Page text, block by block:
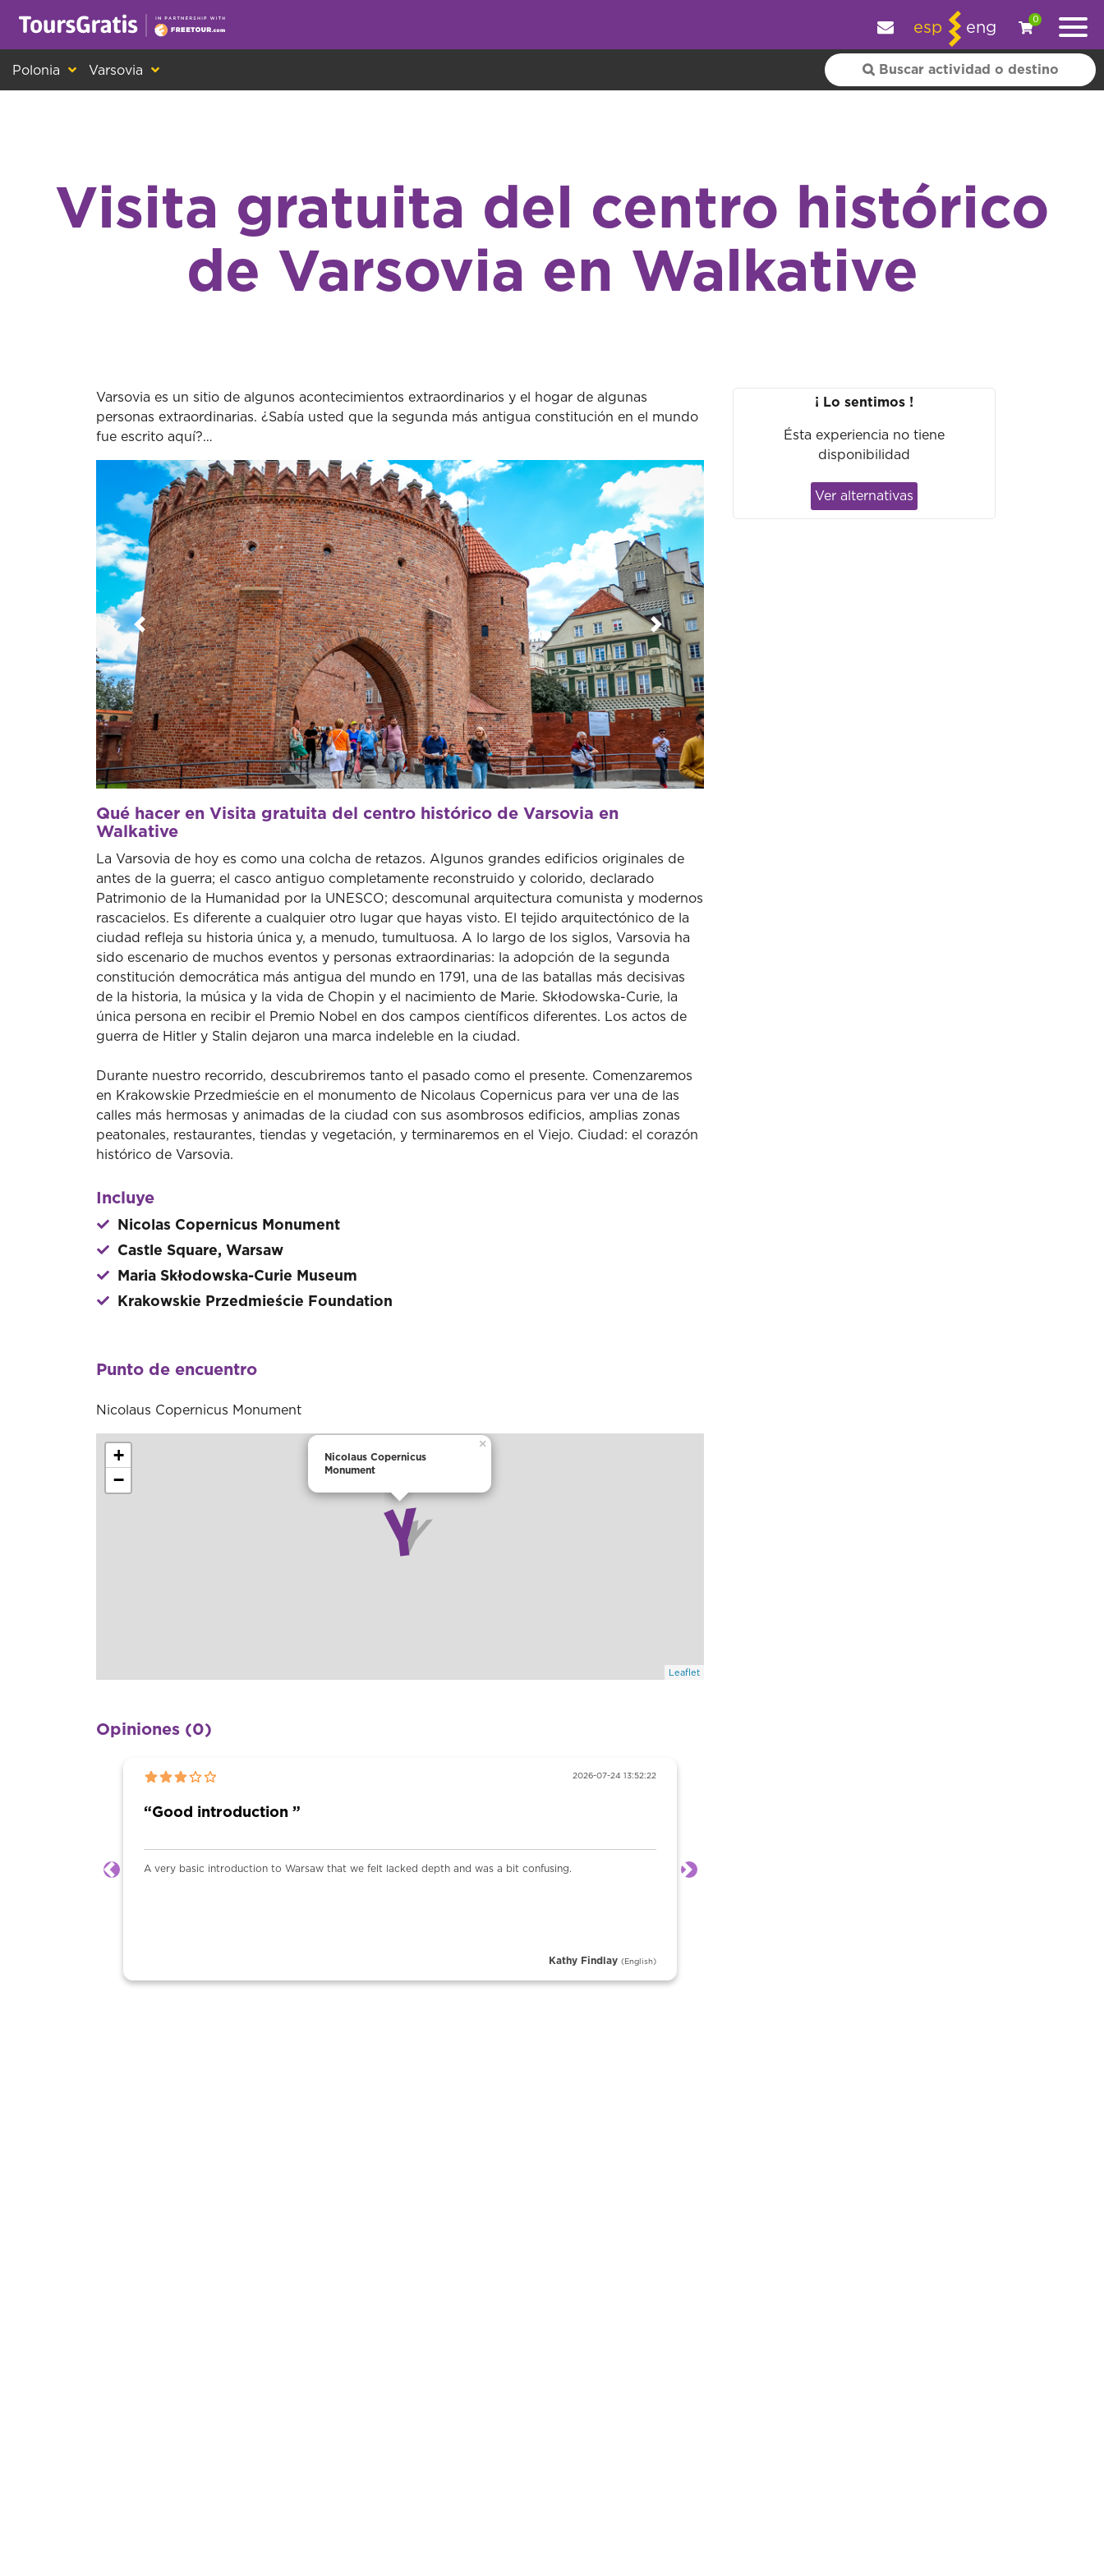
esp eng
0
Polonia Varsovia
Visita gratuita del centro histórico
de Varsovia en Walkative
Varsovia es un sitio de algunos acontecimientos extraordinarios y el hogar de algunas
personas extraordinarias. ¿Sabía usted que la segunda más antigua constitución en el mundo
fue escrito aquí?…
Anterior Siguiente
Qué hacer en Visita gratuita del centro histórico de Varsovia en
Walkative
La Varsovia de hoy es como una colcha de retazos. Algunos grandes edificios originales de
antes de la guerra; el casco antiguo completamente reconstruido y colorido, declarado
Patrimonio de la Humanidad por la UNESCO; descomunal arquitectura comunista y modernos
rascacielos. Es diferente a cualquier otro lugar que hayas visto. El tejido arquitectónico de la
ciudad refleja su historia única y, a menudo, tumultuosa. A lo largo de los siglos, Varsovia ha
sido escenario de muchos eventos y personas extraordinarias: la adopción de la segunda
constitución democrática más antigua del mundo en 1791, una de las batallas más decisivas
de la historia, la música y la vida de Chopin y el nacimiento de Marie. Skłodowska-Curie, la
única persona en recibir el Premio Nobel en dos campos científicos diferentes. Los actos de
guerra de Hitler y Stalin dejaron una marca indeleble en la ciudad.
Durante nuestro recorrido, descubriremos tanto el pasado como el presente. Comenzaremos
en Krakowskie Przedmieście en el monumento de Nicolaus Copernicus para ver una de las
calles más hermosas y animadas de la ciudad con sus asombrosos edificios, amplias zonas
peatonales, restaurantes, tiendas y vegetación, y terminaremos en el Viejo. Ciudad: el corazón
histórico de Varsovia.
Incluye
Nicolas Copernicus Monument
Castle Square, Warsaw
Maria Skłodowska-Curie Museum
Krakowskie Przedmieście Foundation
Punto de encuentro
Nicolaus Copernicus Monument
Nicolaus Copernicus
Monument
×
+
−
Leaflet
Opiniones (0)
2026-07-24 13:52:22
“Good introduction ”
A very basic introduction to Warsaw that we felt lacked depth and was a bit confusing.
Kathy Findlay (English)
Anterior Siguiente
¡ Lo sentimos !
Ésta experiencia no tiene
disponibilidad
Ver alternativas
¡Este es otro mensaje sobre las cookies! Todo el mundo come galletas, pero nosotros las utilizamos para mejorar el servicio y personalizar tu experiencia. + información